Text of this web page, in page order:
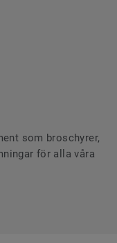
som broschyrer,
för alla våra